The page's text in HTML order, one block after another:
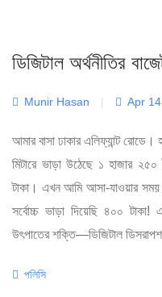
ডিজিটাল অর্থনীতির
Munir Hasan | Apr
আমার বাসা ঢাকার এলিফ্যান্ট রোডে।
মিটারে ভাড়া উঠেছে ১ হাজার ২৫০
টাকা। এখন আমি আসা-যাওয়ার সময়
সর্বোচ্চ ভাড়া দিয়েছি ৪০০
উৎপাতের শক্তি—ডিজিটাল
Categories
পলিসি